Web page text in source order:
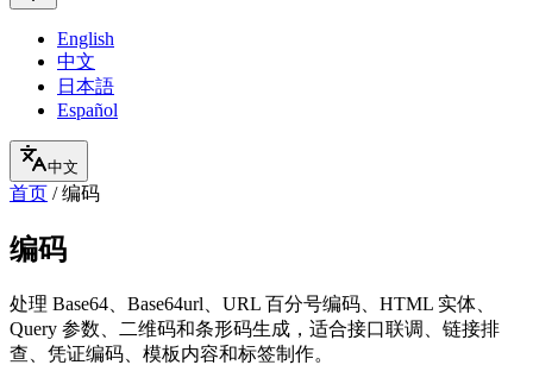
English
中文
日本語
Español
中文
首页 / 编码
编码
处理 Base64、Base64url、URL 百分号编码、HTML 实体、
Query 参数、二维码和条形码生成，适合接口联调、链接排
查、凭证编码、模板内容和标签制作。